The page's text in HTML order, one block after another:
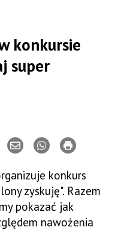
konkursie
super
konkurs
zyskuję". Razem
pokazać jak
nawożenia